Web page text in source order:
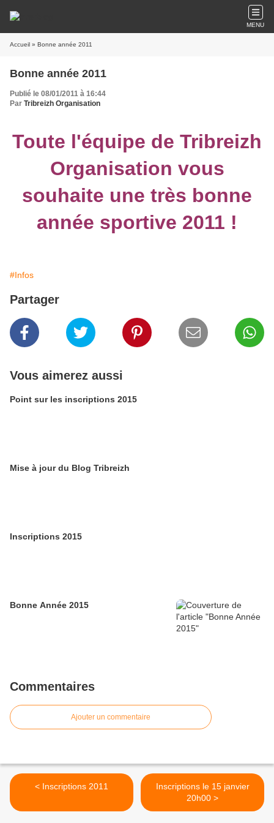
MENU
Accueil » Bonne année 2011
Bonne année 2011
Publié le 08/01/2011 à 16:44
Par Tribreizh Organisation
Toute l'équipe de Tribreizh
Organisation vous
souhaite une très bonne
année sportive 2011 !
#Infos
Partager
Vous aimerez aussi
Point sur les inscriptions 2015
Mise à jour du Blog Tribreizh
Inscriptions 2015
Bonne Année 2015
Commentaires
Ajouter un commentaire
< Inscriptions 2011
Inscriptions le 15 janvier
20h00 >